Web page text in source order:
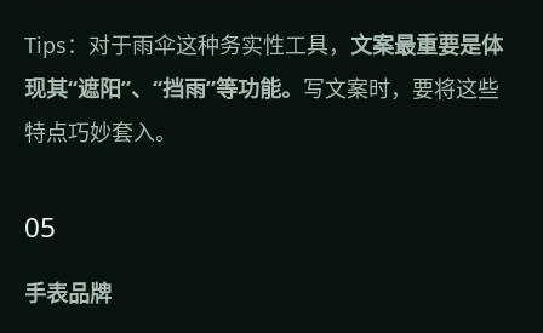
Tips：对于雨伞这种务实性工具， 文案最重要是体
现其“遮阳”、“挡雨”等功能。 写文案时，要将这些
特点巧妙套入。
05
手表品牌